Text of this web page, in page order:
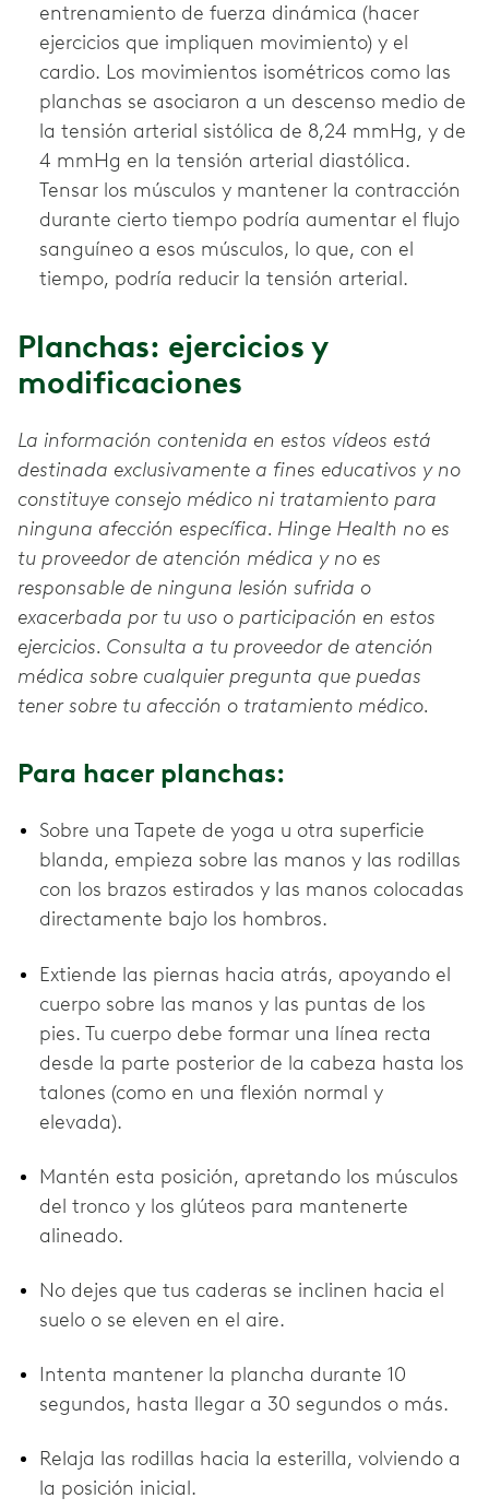
entrenamiento de fuerza dinámica (hacer
ejercicios que impliquen movimiento) y el
cardio. Los movimientos isométricos como las
planchas se asociaron a un descenso medio de
la tensión arterial sistólica de 8,24 mmHg, y de
4 mmHg en la tensión arterial diastólica.
Tensar los músculos y mantener la contracción
durante cierto tiempo podría aumentar el flujo
sanguíneo a esos músculos, lo que, con el
tiempo, podría reducir la tensión arterial.
Planchas: ejercicios y
modificaciones
La información contenida en estos vídeos está
destinada exclusivamente a fines educativos y no
constituye consejo médico ni tratamiento para
ninguna afección específica. Hinge Health no es
tu proveedor de atención médica y no es
responsable de ninguna lesión sufrida o
exacerbada por tu uso o participación en estos
ejercicios. Consulta a tu proveedor de atención
médica sobre cualquier pregunta que puedas
tener sobre tu afección o tratamiento médico.
Para hacer planchas:
Sobre una Tapete de yoga u otra superficie
blanda, empieza sobre las manos y las rodillas
con los brazos estirados y las manos colocadas
directamente bajo los hombros.
Extiende las piernas hacia atrás, apoyando el
cuerpo sobre las manos y las puntas de los
pies. Tu cuerpo debe formar una línea recta
desde la parte posterior de la cabeza hasta los
talones (como en una flexión normal y
elevada).
Mantén esta posición, apretando los músculos
del tronco y los glúteos para mantenerte
alineado.
No dejes que tus caderas se inclinen hacia el
suelo o se eleven en el aire.
Intenta mantener la plancha durante 10
segundos, hasta llegar a 30 segundos o más.
Relaja las rodillas hacia la esterilla, volviendo a
la posición inicial.